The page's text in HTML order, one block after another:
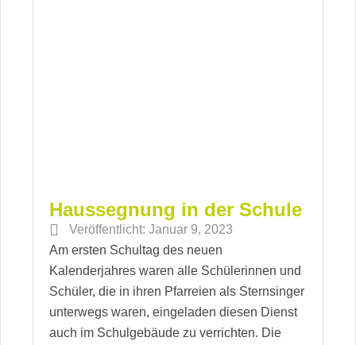
Haussegnung in der Schule
Veröffentlicht: Januar 9, 2023
Am ersten Schultag des neuen
Kalenderjahres waren alle Schülerinnen und
Schüler, die in ihren Pfarreien als Sternsinger
unterwegs waren, eingeladen diesen Dienst
auch im Schulgebäude zu verrichten. Die